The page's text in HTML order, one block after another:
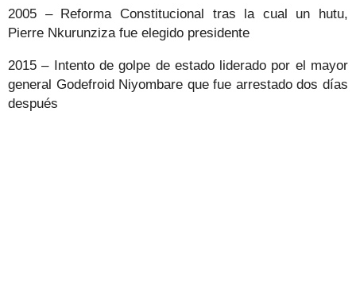
2005 – Reforma Constitucional tras la cual un hutu,
Pierre Nkurunziza fue elegido presidente
2015 – Intento de golpe de estado liderado por el mayor
general Godefroid Niyombare que fue arrestado dos días
después